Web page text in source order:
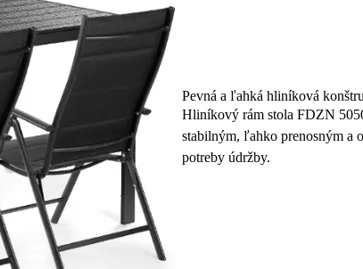
Pevná a ľahká hliníková
Hliníkový rám stola FDZN
stabilným, ľahko prenosným a
potreby údržby.